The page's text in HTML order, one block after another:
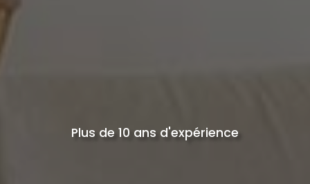
Plus de 10 ans d'expérience